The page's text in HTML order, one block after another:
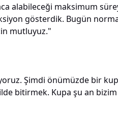
alabileceği maksimum
gösterdik. Bugün
mutluyuz."
Şimdi önümüzde bir kupa
bitirmek. Kupa şu an